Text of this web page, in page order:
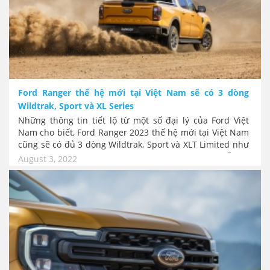
Ford Ranger thế hệ mới tại Việt Nam sẽ có 3 dòng
Wildtrak, Sport và XL Series
Những thông tin tiết lộ từ một số đại lý của Ford Việt
Nam cho biết, Ford Ranger 2023 thế hệ mới tại Việt Nam
cũng sẽ có đủ 3 dòng Wildtrak, Sport và XLT Limited như
các thị trường lớn khác của Ford. Đi kèm với đó sẽ vẫn có
cả hai phiên bản XLS (4x2 và 4x4) cùng một phiên bản XL
4x4 MT.
August 3, 2022